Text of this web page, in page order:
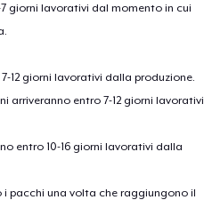
giorni lavorativi dal momento in cui
12 giorni lavorativi dalla produzione.
arriveranno entro 7-12 giorni lavorativi
entro 10-16 giorni lavorativi dalla
pacchi una volta che raggiungono il